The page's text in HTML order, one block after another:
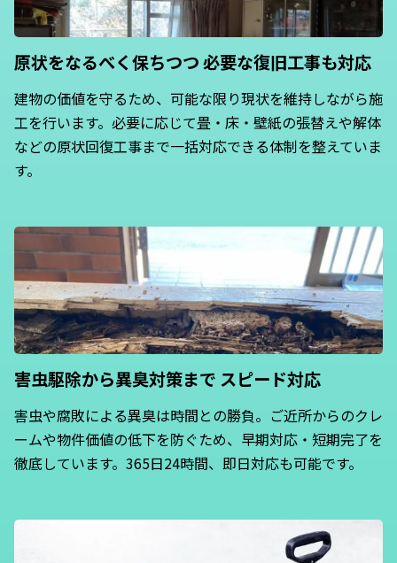
原状をなるべく保ちつつ必要な復旧工事も対応
建物の価値を守るため、可能な限り現状を維持しながら施
工を行います。必要に応じて畳・床・壁紙の張替えや解体
などの原状回復工事まで一括対応できる体制を整えていま
す。
害虫駆除から異臭対策まで スピード対応
害虫や腐敗による異臭は時間との勝負。ご近所からのクレ
ームや物件価値の低下を防ぐため、早期対応・短期完了を
徹底しています。365日24時間、即日対応も可能です。